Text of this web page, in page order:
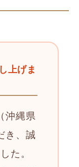
上げま
沖縄県
き、誠
た。